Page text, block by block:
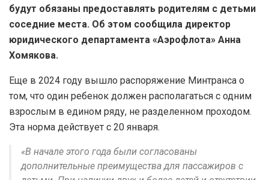
будут обязаны предоставлять родителям с детьми
соседние места. Об этом сообщила директор
юридического департамента «Аэрофлота» Анна
Хомякова.
Еще в 2024 году вышло распоряжение Минтранса о
том, что один ребенок должен располагаться с одним
взрослым в едином ряду, не разделенном проходом.
Эта норма действует с 20 января.
«В начале этого года были согласованы
дополнительные преимущества для пассажиров с